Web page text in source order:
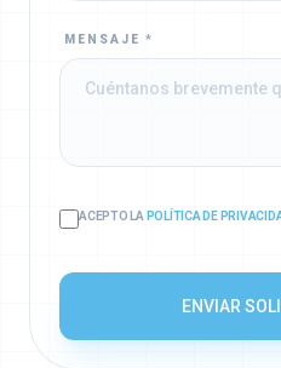
MENSAJE *
ACEPTO LA POLÍTICA DE
ENVIAR